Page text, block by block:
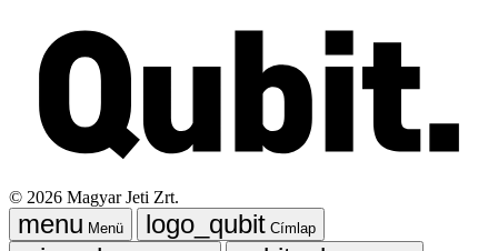
© 2026 Magyar Jeti Zrt.
Menü
Címlap